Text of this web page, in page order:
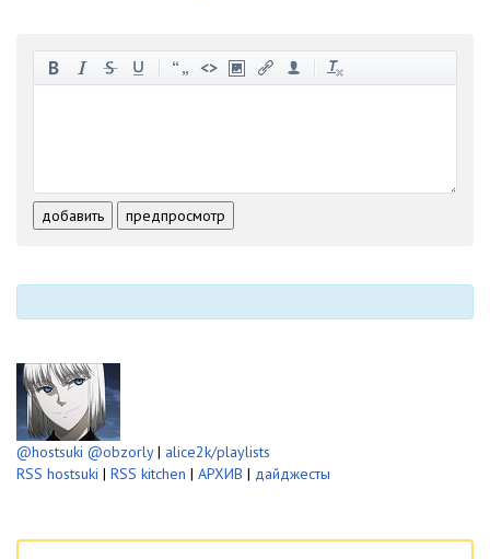
-
-
-
добавить предпросмотр
@hostsuki @obzorly| alice2k/playlists
RSS hostsuki | RSS kitchen | АРХИВ | дайджесты